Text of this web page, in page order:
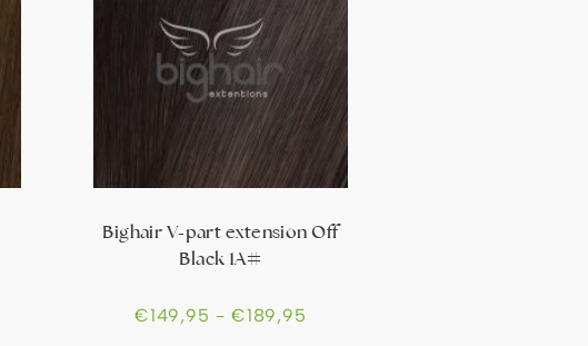
Bighair V-part extension Off
Black 1A#
€149,95 - €189,95